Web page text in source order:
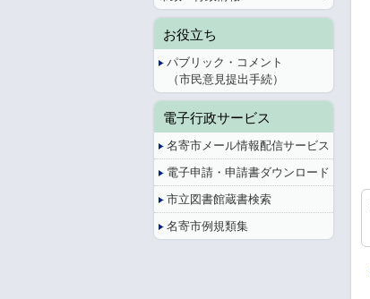
お役立ち
パブリック・コメント
（市民意見提出手続）
電子行政サービス
名寄市メール情報配信サービス
電子申請・申請書ダウンロード
市立図書館蔵書検索
名寄市例規類集